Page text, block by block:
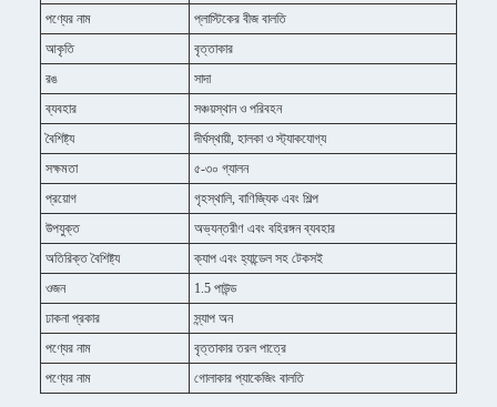
পণ্যের নাম
প্লাস্টিকের বীজ বালতি
আকৃতি
বৃত্তাকার
রঙ
সাদা
ব্যবহার
সঞ্চয়স্থান ও পরিবহন
বৈশিষ্ট্য
দীর্ঘস্থায়ী, হালকা ও স্ট্যাকযোগ্য
সক্ষমতা
৫-৩০ গ্যালন
প্রয়োগ
গৃহস্থালি, বাণিজ্যিক এবং শিল্প
উপযুক্ত
অভ্যন্তরীণ এবং বহিরঙ্গন ব্যবহার
অতিরিক্ত বৈশিষ্ট্য
ক্যাপ এবং হ্যান্ডেল সহ টেকসই
ওজন
1.5 পাউন্ড
ঢাকনা প্রকার
স্ন্যাপ অন
পণ্যের নাম
বৃত্তাকার তরল পাত্রে
পণ্যের নাম
গোলাকার প্যাকেজিং বালতি